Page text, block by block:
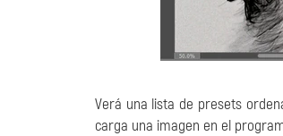
Verá una lista de presets
carga una imagen en el